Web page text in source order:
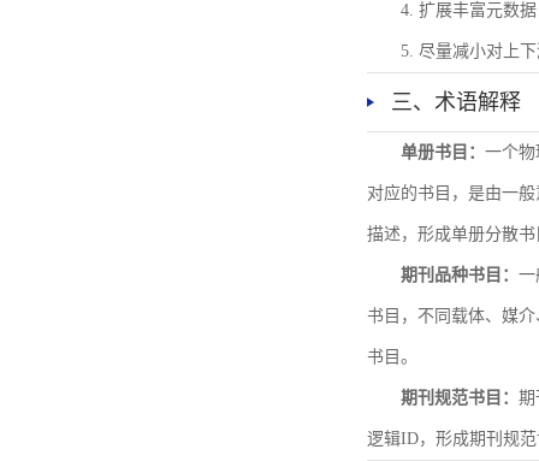
4. 扩展丰富元数
5. 尽量减小对上
三、术语解释
单册书目： 一个
对应的书目，是由一
描述，形成单册分散
期刊品种书目： 一
书目，不同载体、媒
书目。
期刊规范书目： 期
逻辑ID，形成期刊规